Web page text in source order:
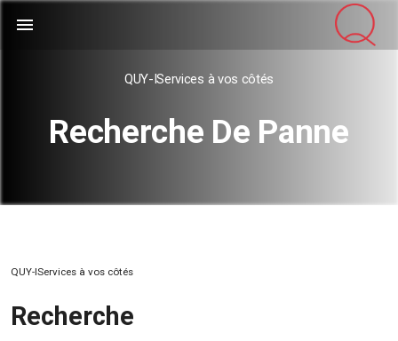
menu
QUY-IServices à vos côtés
Recherche De Panne
QUY-IServices à vos côtés
Recherche